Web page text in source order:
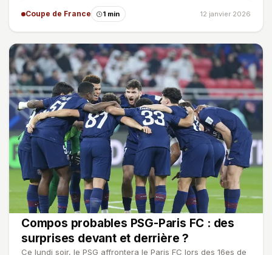
Coupe de France 1 min 12 janvier 2026
Compos probables PSG-Paris FC : des
surprises devant et derrière ?
Ce lundi soir, le PSG affrontera le Paris FC lors des 16es de